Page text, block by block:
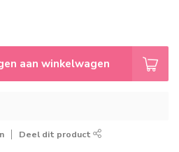
aan winkelwagen
Deel dit product